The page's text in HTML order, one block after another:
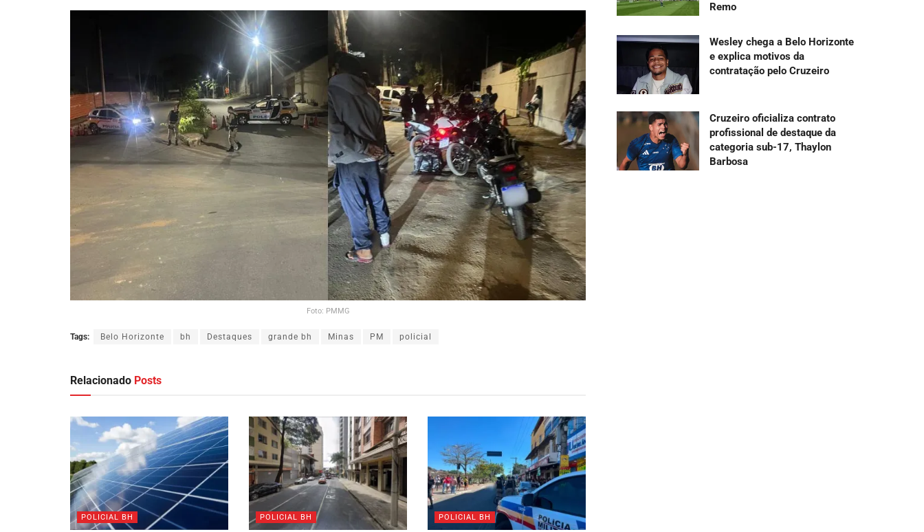
Foto: PMMG
Tags: Belo Horizonte bh Destaques grande bh Minas PM policial
Relacionado Posts
POLICIAL BH POLICIAL BH POLICIAL BH
Remo
Wesley chega a Belo Horizonte
e explica motivos da
contratação pelo Cruzeiro
Cruzeiro oficializa contrato
profissional de destaque da
categoria sub-17, Thaylon
Barbosa